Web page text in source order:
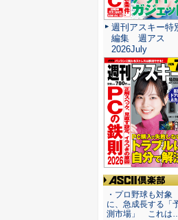
週刊アスキー特
編集 週アス
2026July
ASCII倶楽部
・プロ野球も対象
に、急成長する「
測市場」 これは